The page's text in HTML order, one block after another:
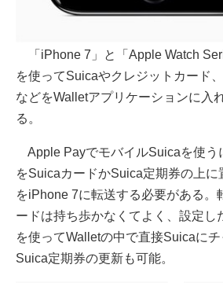
「iPhone 7」と「Apple Watch
を使ってSuicaやクレジットカード
などをWalletアプリケーションに入
る。
Apple PayでモバイルSuicaを使う
をSuicaカードかSuica定期券の上に
をiPhone 7に転送する必要がある。
ードは持ち歩かなくてよく、設定し
を使ってWalletの中で直接Suicaにチ
Suica定期券の更新も可能。